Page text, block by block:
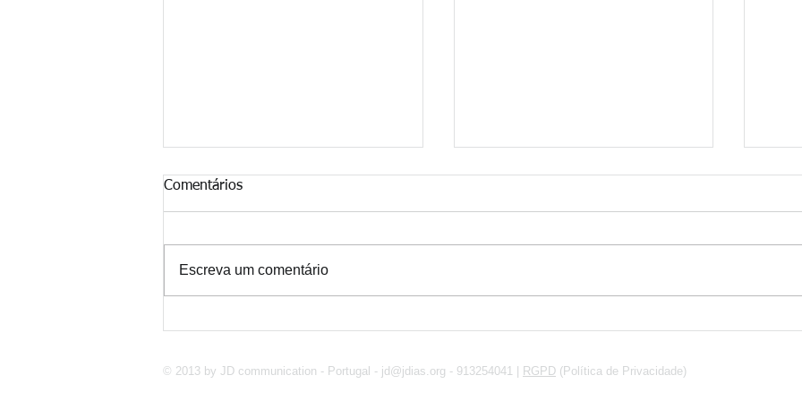
Comentários
Escreva um comentário
© 2013 by JD communication - Portugal - jd@jdias.org - 913254041 | RGPD (Política de Privacidade)